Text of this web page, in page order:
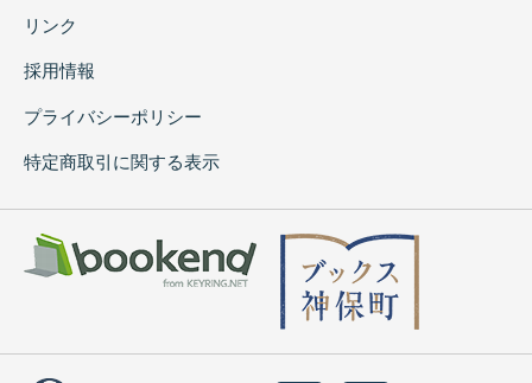
リンク
採用情報
プライバシーポリシー
特定商取引に関する表示